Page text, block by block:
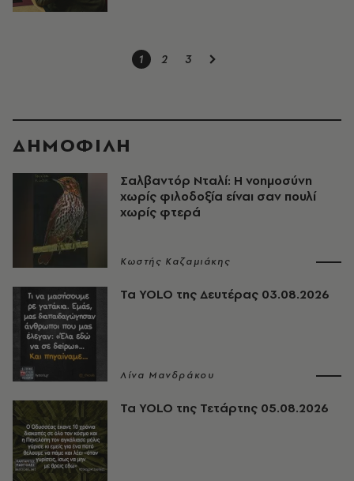
1 2 3
ΔΗΜΟΦΙΛΗ
Σαλβαντόρ Νταλί: Η νοημοσύνη
χωρίς φιλοδοξία είναι σαν πουλί
χωρίς φτερά
Κωστής Καζαμιάκης
Τα YOLO της Δευτέρας 03.08.2026
Λίνα Μανδράκου
Τα YOLO της Τετάρτης 05.08.2026